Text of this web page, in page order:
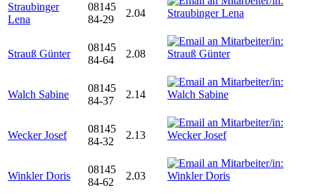
Straubinger
Lena
08145
84-29
2.04
Strauß Günter
08145
84-64
2.08
Walch Sabine
08145
84-37
2.14
Wecker Josef
08145
84-32
2.13
Winkler Doris
08145
84-62
2.03